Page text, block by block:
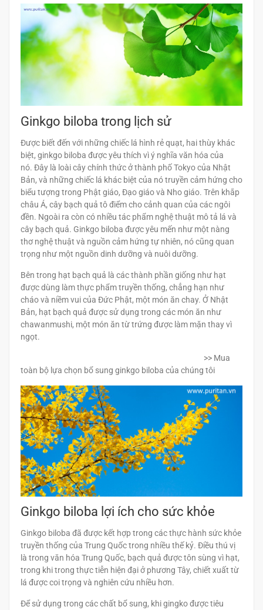
Ginkgo biloba trong lịch sử
Được biết đến với những chiếc lá hình rẻ quạt, hai thùy khác
biệt, ginkgo biloba được yêu thích vì ý nghĩa văn hóa của
nó. Đây là loài cây chính thức ở thành phố Tokyo của Nhật
Bản, và những chiếc lá khác biệt của nó truyền cảm hứng cho
biểu tượng trong Phật giáo, Đạo giáo và Nho giáo. Trên khắp
châu Á, cây bạch quả tô điểm cho cảnh quan của các ngôi
đền. Ngoài ra còn có nhiều tác phẩm nghệ thuật mô tả lá và
cây bạch quả. Ginkgo biloba được yêu mến như một nàng
thơ nghệ thuật và nguồn cảm hứng tự nhiên, nó cũng quan
trọng như một nguồn dinh dưỡng và nuôi dưỡng.
Bên trong hạt bạch quả là các thành phần giống như hạt
được dùng làm thực phẩm truyền thống, chẳng hạn như
cháo và niềm vui của Đức Phật, một món ăn chay. Ở Nhật
Bản, hạt bạch quả được sử dụng trong các món ăn như
chawanmushi, một món ăn từ trứng được làm mặn thay vì
ngọt.
>> Mua
toàn bộ lựa chọn bổ sung ginkgo biloba của chúng tôi
Ginkgo biloba lợi ích cho sức khỏe
Ginkgo biloba đã được kết hợp trong các thực hành sức khỏe
truyền thống của Trung Quốc trong nhiều thế kỷ. Điều thú vị
là trong văn hóa Trung Quốc, bạch quả được tôn sùng vì hạt,
trong khi trong thực tiễn hiện đại ở phương Tây, chiết xuất từ ​​
lá được coi trọng và nghiên cứu nhiều hơn.
Để sử dụng trong các chất bổ sung, khi gingko được tiêu